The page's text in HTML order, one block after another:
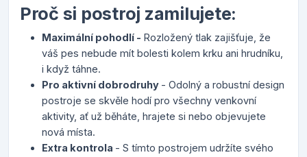
Proč si postroj zamilujete:
Maximální pohodlí - Rozložený tlak zajišťuje, že
váš pes nebude mít bolesti kolem krku ani hrudníku,
i když táhne.
Pro aktivní dobrodruhy - Odolný a robustní design
postroje se skvěle hodí pro všechny venkovní
aktivity, ať už běháte, hrajete si nebo objevujete
nová místa.
Extra kontrola - S tímto postrojem udržíte svého